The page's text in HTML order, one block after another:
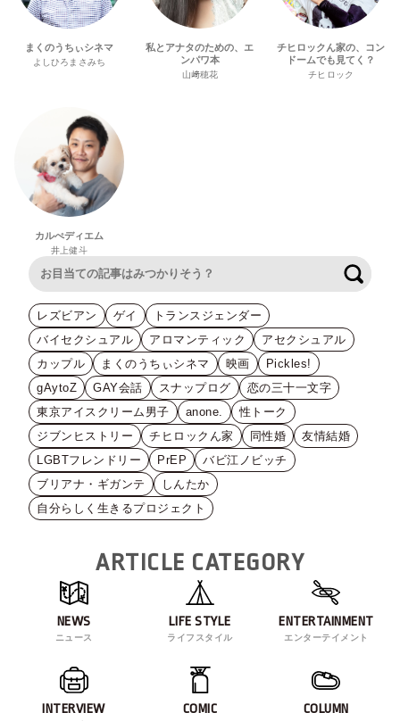
まくのうちぃシネマ
よしひろまさみち
私とアナタのための、エ
ンパワ本
山﨑穂花
チヒロックん家の、コン
ドームでも見てく？
チヒロック
カルぺディエム
井上健斗
レズビアン ゲイ
トランスジェンダー
バイセクシュアル
アロマンティック
アセクシュアル
カップル
まくのうちぃシネマ 映画
Pickles!
gAytoZ
GAY会話 スナップログ
恋の三十一文字
東京アイスクリーム男子
anone.
性トーク
ジブンヒストリー
チヒロックん家 同性婚
友情結婚
LGBTフレンドリー
PrEP
バビ江ノビッチ
ブリアナ・ギガンテ
しんたか
自分らしく生きるプロジェクト
ARTICLE CATEGORY
NEWS
ニュース
LIFE STYLE
ライフスタイル
ENTERTAINMENT
エンターテイメント
INTERVIEW COMIC COLUMN